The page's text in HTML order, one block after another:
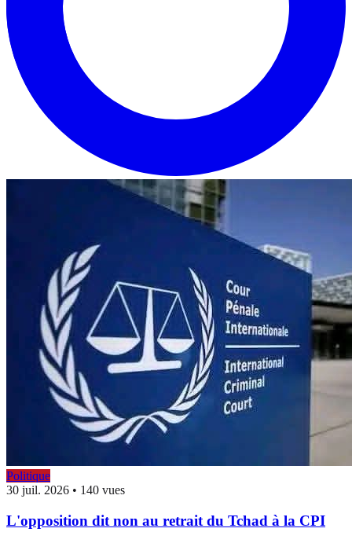
Politique
30 juil. 2026 • 140 vues
L'opposition dit non au retrait du Tchad à la CPI